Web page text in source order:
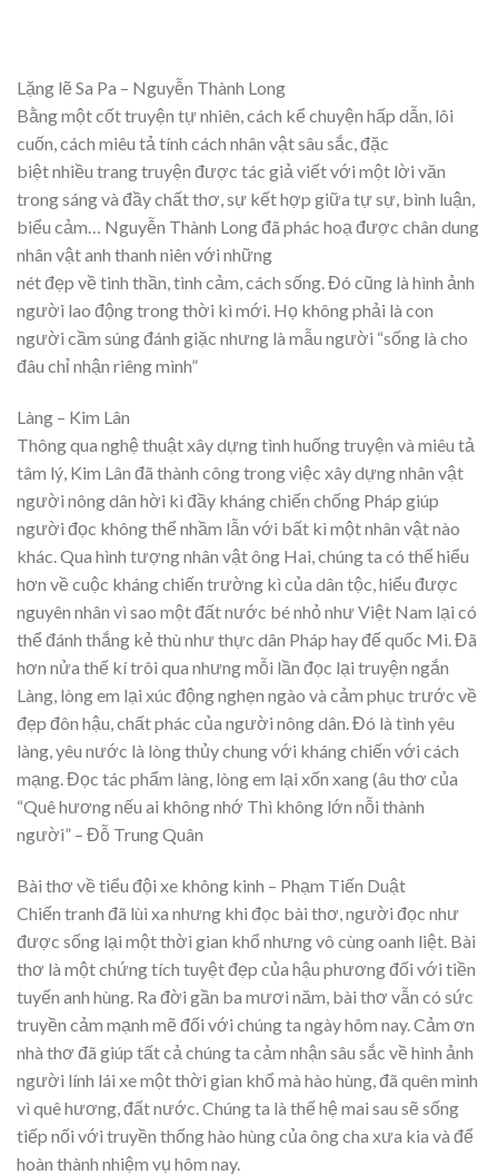
Lặng lẽ Sa Pa – Nguyễn Thành Long
Bằng một cốt truyện tự nhiên, cách kể chuyện hấp dẫn, lôi
cuốn, cách miêu tả tính cách nhân vật sâu sắc, đặc
biệt nhiều trang truyện được tác giả viết với một lời văn
trong sáng và đầy chất thơ, sự kết hợp giữa tự sự, bình luận,
biểu cảm… Nguyễn Thành Long đã phác hoạ được chân dung
nhân vật anh thanh niên với những
nét đẹp về tinh thần, tình cảm, cách sống. Đó cũng là hình ảnh
người lao động trong thời kì mới. Họ không phải là con
người cầm súng đánh giặc nhưng là mẫu người “sống là cho
đâu chỉ nhận riêng mình”
Làng – Kim Lân
Thông qua nghệ thuật xây dựng tình huống truyện và miêu tả
tâm lý, Kim Lân đã thành công trong việc xây dựng nhân vật
người nông dân hời kì đầy kháng chiến chống Pháp giúp
người đọc không thể nhầm lẫn với bất kì một nhân vật nào
khác. Qua hình tượng nhân vật ông Hai, chúng ta có thể hiểu
hơn về cuộc kháng chiến trường kì của dân tộc, hiểu được
nguyên nhân vì sao một đất nước bé nhỏ như Việt Nam lại có
thể đánh thắng kẻ thù như thực dân Pháp hay đế quốc Mi. Đã
hơn nửa thế kí trôi qua nhưng mỗi lần đọc lại truyện ngắn
Làng, lòng em lại xúc động nghẹn ngào và cảm phục trước về
đẹp đôn hậu, chất phác của người nông dân. Đó là tình yêu
làng, yêu nước là lòng thủy chung với kháng chiến với cách
mạng. Đọc tác phẩm làng, lòng em lại xốn xang (âu thơ của
“Quê hương nếu ai không nhớ Thì không lớn nỗi thành
người” – Đỗ Trung Quân
Bài thơ về tiểu đội xe không kinh – Phạm Tiến Duật
Chiến tranh đã lùi xa nhưng khi đọc bài thơ, người đọc như
được sống lại một thời gian khổ nhưng vô cùng oanh liệt. Bài
thơ là một chứng tích tuyệt đẹp của hậu phương đối với tiền
tuyến anh hùng. Ra đời gần ba mươi năm, bài thơ vẫn có sức
truyền cảm mạnh mẽ đối với chúng ta ngày hôm nay. Cảm ơn
nhà thơ đã giúp tất cả chúng ta cảm nhận sâu sắc về hình ảnh
người lính lái xe một thời gian khổ mà hào hùng, đã quên mình
vì quê hương, đất nước. Chúng ta là thế hệ mai sau sẽ sống
tiếp nối với truyền thống hào hùng của ông cha xưa kia và để
hoàn thành nhiệm vụ hôm nay.